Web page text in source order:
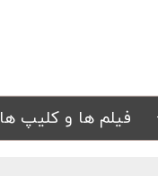
فیلم ها و کلیپ ها